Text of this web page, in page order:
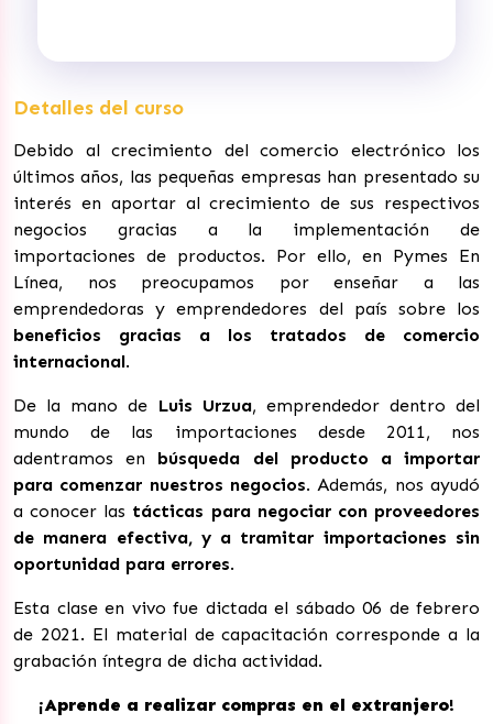
Detalles del curso
Debido al crecimiento del comercio electrónico los
últimos años, las pequeñas empresas han presentado su
interés en aportar al crecimiento de sus respectivos
negocios gracias a la implementación de
importaciones de productos. Por ello, en Pymes En
Línea, nos preocupamos por enseñar a las
emprendedoras y emprendedores del país sobre los
beneficios gracias a los tratados de comercio
internacional.
De la mano de Luis Urzua, emprendedor dentro del
mundo de las importaciones desde 2011, nos
adentramos en búsqueda del producto a importar
para comenzar nuestros negocios. Además, nos ayudó
a conocer las tácticas para negociar con proveedores
de manera efectiva, y a tramitar importaciones sin
oportunidad para errores.
Esta clase en vivo fue dictada el sábado 06 de febrero
de 2021. El material de capacitación corresponde a la
grabación íntegra de dicha actividad.
¡Aprende a realizar compras en el extranjero!